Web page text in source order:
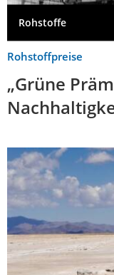
Rohstoffe
Rohstoffpreise
„Grüne